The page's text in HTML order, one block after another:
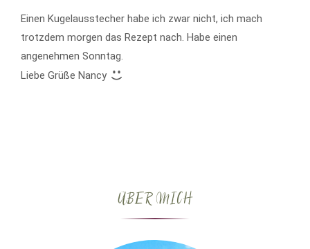
Einen Kugelausstecher habe ich zwar nicht, ich mach
trotzdem morgen das Rezept nach. Habe einen
angenehmen Sonntag.
Liebe Grüße Nancy
ÜBER MICH